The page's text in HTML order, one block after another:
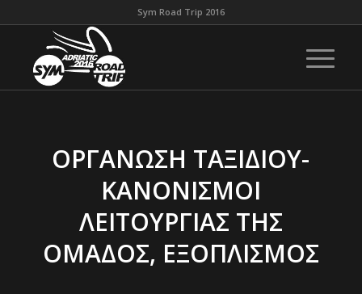
Sym Road Trip 2016
ΟΡΓΑΝΩΣΗ ΤΑΞΙΔΙΟΥ-
ΚΑΝΟΝΙΣΜΟΙ
ΛΕΙΤΟΥΡΓΙΑΣ ΤΗΣ
ΟΜΑΔΟΣ, ΕΞΟΠΛΙΣΜΟΣ